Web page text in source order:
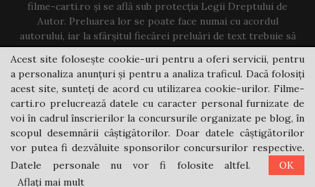
filme-carti.ro și se află sub protecția Legii Dreptului de
Autor. Preluarea lor se poate face numai cu acordul
autorului, iar la sfârșitul fiecărei preluări de text trebuie să
existe un link către acest blog.
Contact us:jovi@filme-carti.ro
Acest site folosește cookie-uri pentru a oferi servicii, pentru
a personaliza anunțuri și pentru a analiza traficul. Dacă folosiți
acest site, sunteți de acord cu utilizarea cookie-urilor. Filme-
carti.ro prelucrează datele cu caracter personal furnizate de
voi în cadrul înscrierilor la concursurile organizate pe blog, în
scopul desemnării câștigătorilor. Doar datele câștigătorilor
vor putea fi dezvăluite sponsorilor concursurilor respective.
Datele personale nu vor fi folosite altfel.
OK
Aflați mai mult